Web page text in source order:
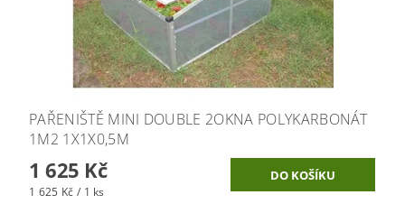
PAŘENIŠTĚ MINI DOUBLE 2OKNA POLYKARBONÁT
1M2 1X1X0,5M
1 625 Kč
1 625 Kč / 1 ks